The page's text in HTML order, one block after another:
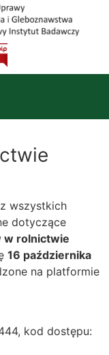
wszystkich
dotyczące
w rolnictwie
16 października
na platformie
kod dostępu: